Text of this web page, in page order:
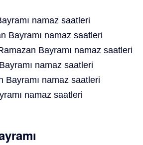
namaz saatleri
Bayramı namaz saatleri
Bayramı namaz saatleri
namaz saatleri
Bayramı namaz saatleri
namaz saatleri